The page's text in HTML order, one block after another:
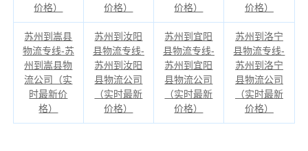
价格）
价格）
价格）
价格）
苏州到嵩县
物流专线-苏
州到嵩县物
流公司（实
时最新价
格）
苏州到汝阳
县物流专线-
苏州到汝阳
县物流公司
（实时最新
价格）
苏州到宜阳
县物流专线-
苏州到宜阳
县物流公司
（实时最新
价格）
苏州到洛宁
县物流专线-
苏州到洛宁
县物流公司
（实时最新
价格）